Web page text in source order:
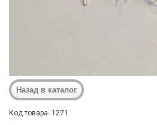
Код товара: 1271